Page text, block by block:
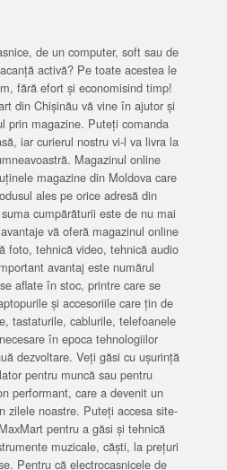
de un computer, soft sau de
activă? Pe toate acestea le
fără efort și economisind timp!
din Chișinău vă vine în ajutor și
prin magazine. Puteți comanda
iar curierul nostru vi-l va livra la
Magazinul online
magazine din Moldova care
ales pe orice adresă din
cumpărăturii este de nu mai
vă oferă magazinul online
foto, tehnică video, tehnică audio
avantaj este numărul
aflate în stoc, printre care se
și accesoriile care țin de
tastaturile, cablurile, telefoanele
în epoca tehnologiilor
dezvoltare. Veți găsi cu ușurință
pentru muncă sau pentru
performant, care a devenit un
zilele noastre. Puteți accesa site-
pentru a găsi și tehnică
muzicale, căști, la prețuri
Pentru că electrocasnicele de